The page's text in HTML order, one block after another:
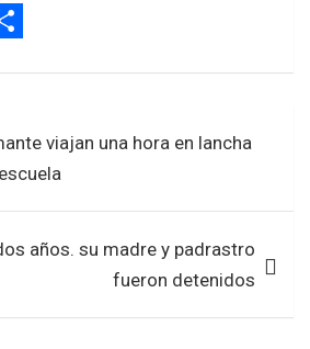
viajan una hora en lancha
años. su madre y padrastro
fueron detenidos